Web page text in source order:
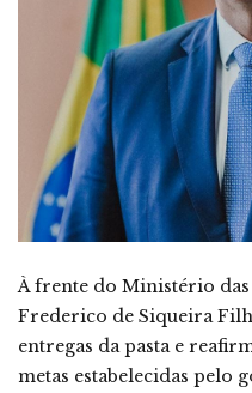
À frente do Ministério das
Frederico de Siqueira
entregas da pasta e
metas estabelecidas pelo